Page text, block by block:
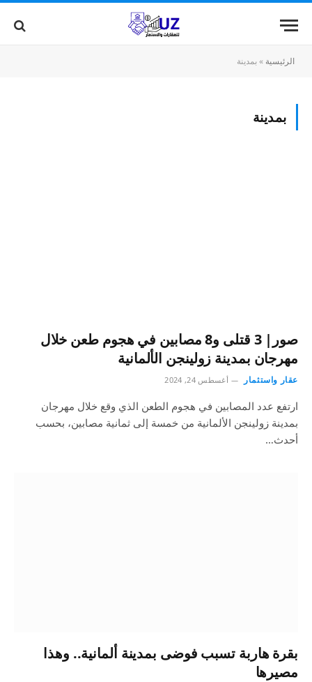
الرئيسية »بمدينة
بمدينة
صور| 3 قتلى و8 مصابين في هجوم طعن خلال
مهرجان بمدينة زولينجن الألمانية
عقار واستثمار أغسطس 24, 2024
ارتفع عدد المصابين في هجوم الطعن الذي وقع خلال مهرجان
بمدينة زولينجن الألمانية من خمسة إلى ثمانية مصابين، بحسب
أحدث…
بقرة هاربة تسبب فوضى بمدينة ألمانية.. وهذا
مصيرها